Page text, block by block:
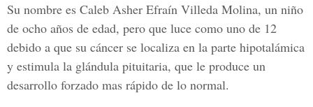
Su nombre es Caleb Asher Efraín Villeda Molina, un niño
de ocho años de edad, pero que luce como uno de 12
debido a que su cáncer se localiza en la parte hipotalámica
y estimula la glándula pituitaria, que le produce un
desarrollo forzado mas rápido de lo normal.